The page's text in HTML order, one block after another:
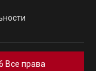
Все права